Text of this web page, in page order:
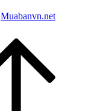
Muabanvn.net